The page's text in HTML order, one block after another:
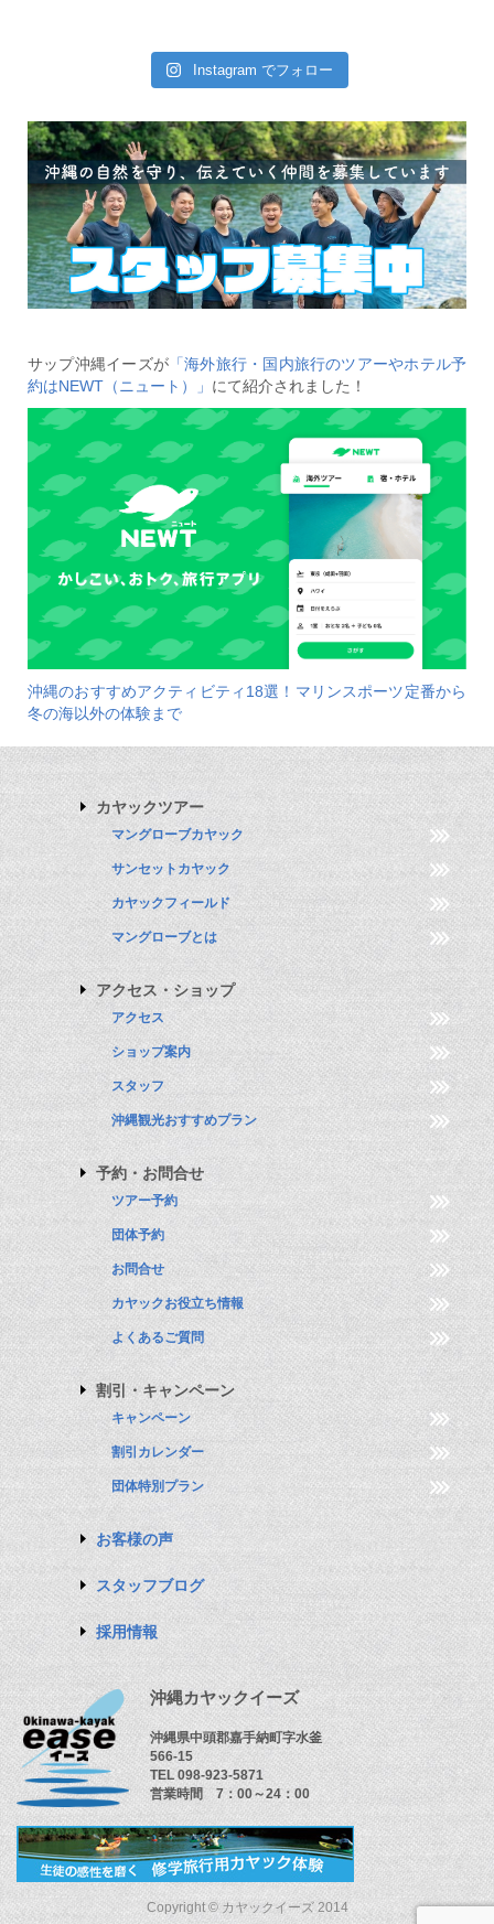
Instagram でフォロー
サップ沖縄イーズが 「海外旅行・国内旅行のツアーやホテル予
約はNEWT（ニュート）」 にて紹介されました！
沖縄のおすすめアクティビティ18選！マリンスポーツ定番から
冬の海以外の体験まで
カヤックツアー
マングローブカヤック
サンセットカヤック
カヤックフィールド
マングローブとは
アクセス・ショップ
アクセス
ショップ案内
スタッフ
沖縄観光おすすめプラン
予約・お問合せ
ツアー予約
団体予約
お問合せ
カヤックお役立ち情報
よくあるご質問
割引・キャンペーン
キャンペーン
割引カレンダー
団体特別プラン
お客様の声
スタッフブログ
採用情報
沖縄カヤックイーズ
沖縄県中頭郡嘉手納町字水釜
566-15
TEL 098-923-5871
営業時間 7：00～24：00
Copyright © カヤックイーズ 2014